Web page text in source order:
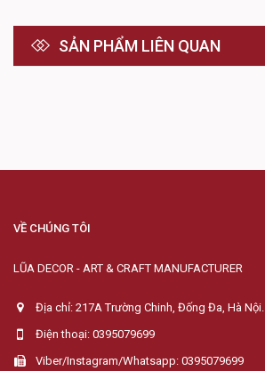
SẢN PHẨM LIÊN QUAN
VỀ CHÚNG TÔI
LŨA DECOR - ART & CRAFT MANUFACTURER
Địa chỉ: 217A Trường Chinh, Đống Đa, Hà Nội.
Điện thoại: 0395079699
Viber/Instagram/Whatsapp: 0395079699